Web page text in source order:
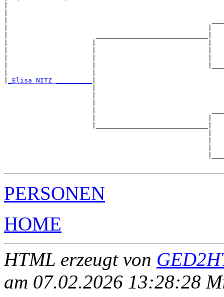
_Elisa NITZ _________
PERSONEN
HOME
HTML erzeugt von
am 07.02.2026 13:28:28